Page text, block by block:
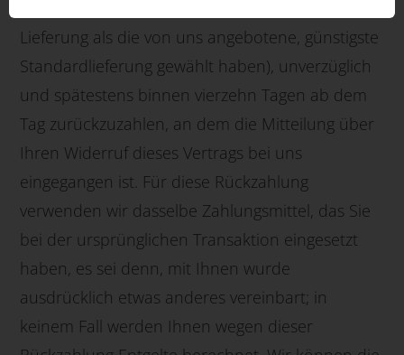
Lieferung als die von uns angebotene, günstigste
Standardlieferung gewählt haben), unverzüglich
und spätestens binnen vierzehn Tagen ab dem
Tag zurückzuzahlen, an dem die Mitteilung über
Ihren Widerruf dieses Vertrags bei uns
eingegangen ist. Für diese Rückzahlung
verwenden wir dasselbe Zahlungsmittel, das Sie
bei der ursprünglichen Transaktion eingesetzt
haben, es sei denn, mit Ihnen wurde
ausdrücklich etwas anderes vereinbart; in
keinem Fall werden Ihnen wegen dieser